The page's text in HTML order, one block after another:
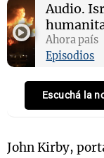
Audio.
Ahora país
Episodios
Escuchá la
John Kirby,